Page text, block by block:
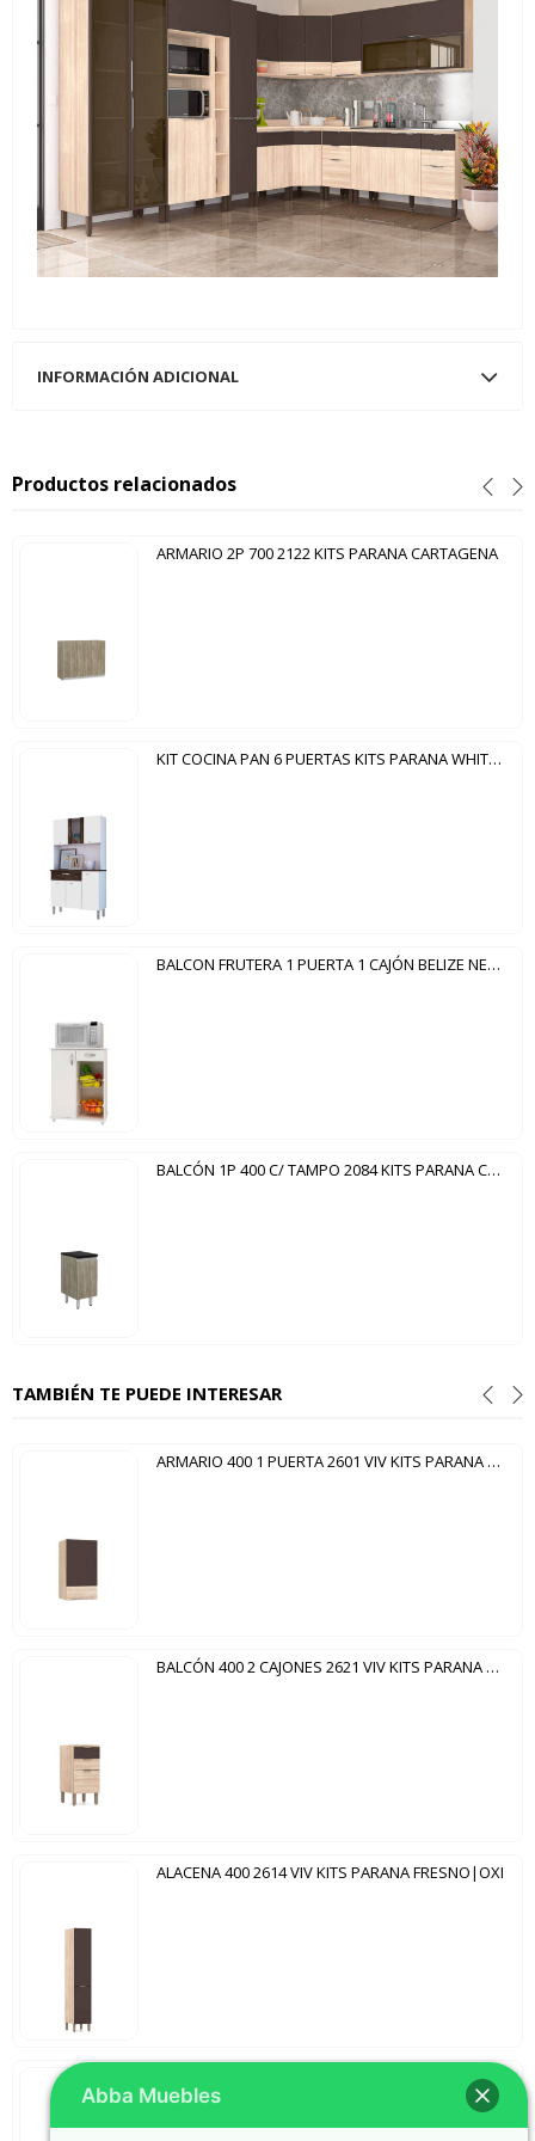
INFORMACIÓN ADICIONAL
Productos relacionados
ARMARIO 2P 700 2122 KITS PARANA CARTAGENA
KIT COCINA PAN 6 PUERTAS KITS PARANA WHITE|PETROLEO
BALCON FRUTERA 1 PUERTA 1 CAJÓN BELIZE NEW NOTAVEL BLANCO NEW
BALCÓN 1P 400 C/ TAMPO 2084 KITS PARANA CARTAGENA NERO
TAMBIÉN TE PUEDE INTERESAR
ARMARIO 400 1 PUERTA 2601 VIV KITS PARANA FRESNO|OXI
BALCÓN 400 2 CAJONES 2621 VIV KITS PARANA FRESNO|OXI
ALACENA 400 2614 VIV KITS PARANA FRESNO|OXI
BALCÓN 1200 3 PUERTAS 2 CAJONES 2619 VIV KITS PARANA FRESNO|OXI
Abba Muebles